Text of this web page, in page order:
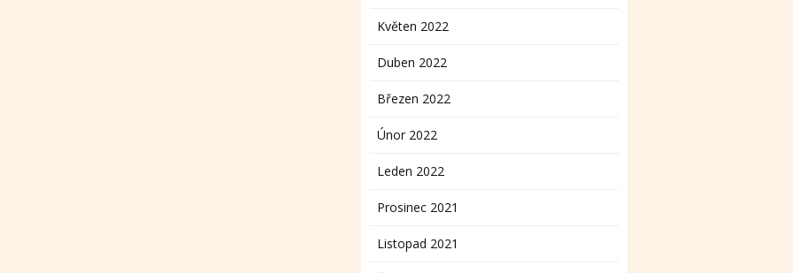
Květen 2022
Duben 2022
Březen 2022
Únor 2022
Leden 2022
Prosinec 2021
Listopad 2021